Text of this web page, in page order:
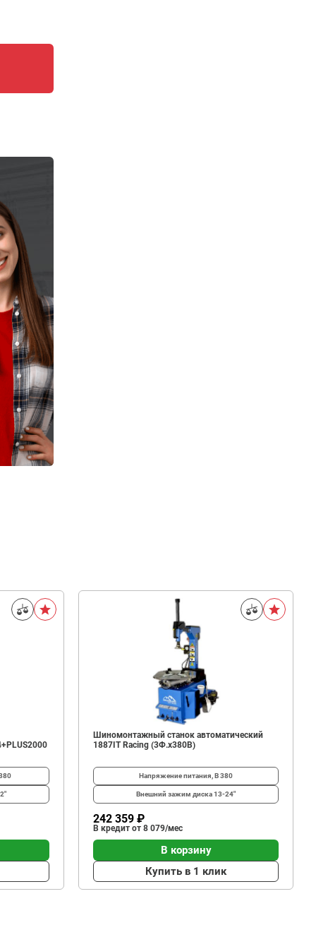
Шиномонтажный станок автоматический
1887IT Racing (3Ф.х380В)
Напряжение питания, В380
Внешний зажим диска13-24"
242 359 ₽
В кредит от 8 079/мес
В корзину
Купить в 1 клик